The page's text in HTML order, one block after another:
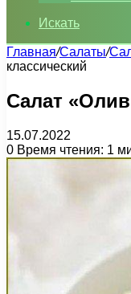
Искать
Главная/Салаты/
классический
Салат
15.07.2022
0 Время чтения: 1